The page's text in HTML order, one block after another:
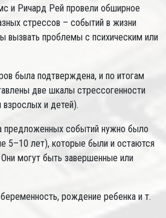
и Ричард Рей провели обширное
стрессов – событий в жизни
вызвать проблемы с психическим или
была подтверждена, и по итогам
две шкалы стрессогенности
и детей).
предложенных событий нужно было
5–10 лет), которые были и остаются
могут быть завершенные или
рождение ребенка и т.